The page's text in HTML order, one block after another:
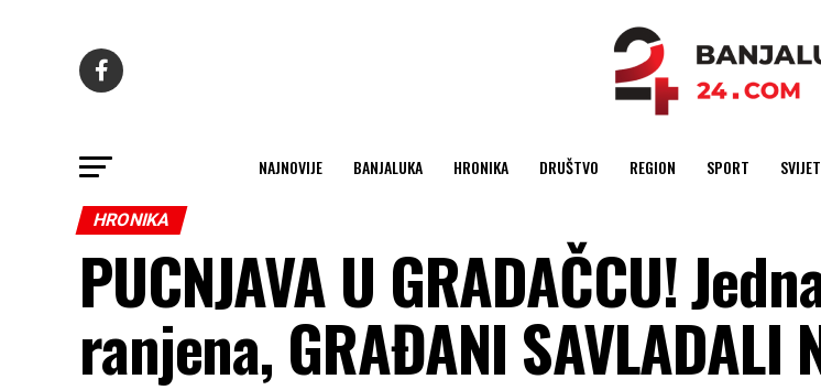
NAJNOVIJE BANJALUKA HRONIKA DRUŠTVO REGION SPORT SVIJET
HRONIKA
PUCNJAVA U GRADAČCU!
ranjena, GRAĐANI SAVLADALI